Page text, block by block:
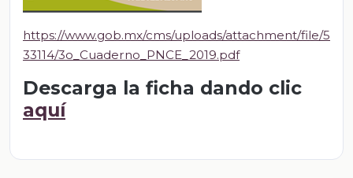
https://www.gob.mx/cms/uploads/attachment/file/5
33114/3o_Cuaderno_PNCE_2019.pdf
Descarga la ficha dando clic
aquí